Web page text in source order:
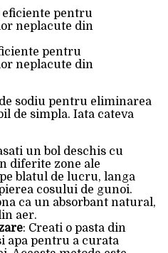
pentru
neplacute din
sodiu pentru eliminarea
de simpla. Iata cateva
un bol deschis cu
diferite zone ale
blatul de lucru, langa
cosului de gunoi.
ca un absorbant natural,
aer.
: Creati o pasta din
apa pentru a curata